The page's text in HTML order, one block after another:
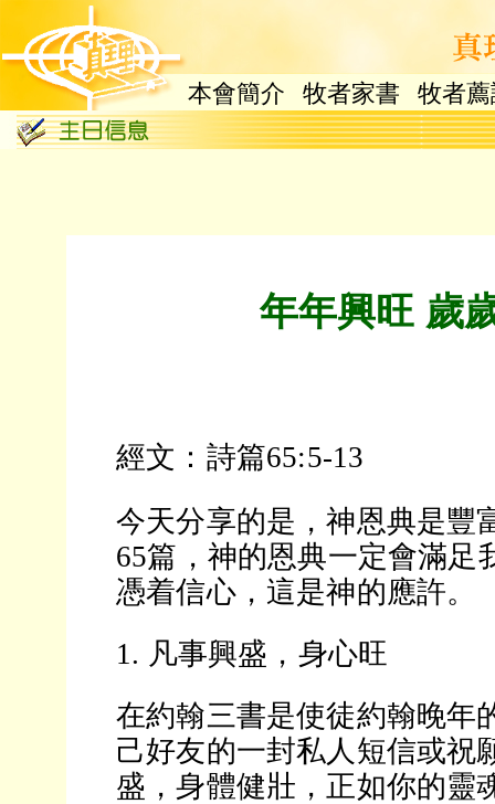
本會簡介 牧者家書 牧者
年年興旺 歲
經文：詩篇65:5-13
今天分享的是，神恩典是豐
65篇，神的恩典一定會滿足
憑着信心，這是神的應許。
1. 凡事興盛，身心旺
在約翰三書是使徒約翰晚年
己好友的一封私人短信或祝
盛，身體健壯，正如你的靈